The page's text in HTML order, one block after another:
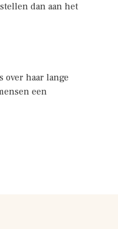
dan aan het
over haar lange
een